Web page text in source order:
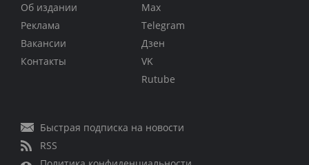
Об издании
Реклама
Вакансии
Контакты
Max
Telegram
Дзен
VK
Rutube
Быстрая подписка на новости
RSS